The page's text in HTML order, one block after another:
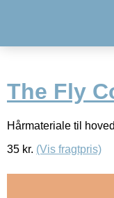
The Fly
Hårmateriale til
35 kr. (Vis fragtpris)